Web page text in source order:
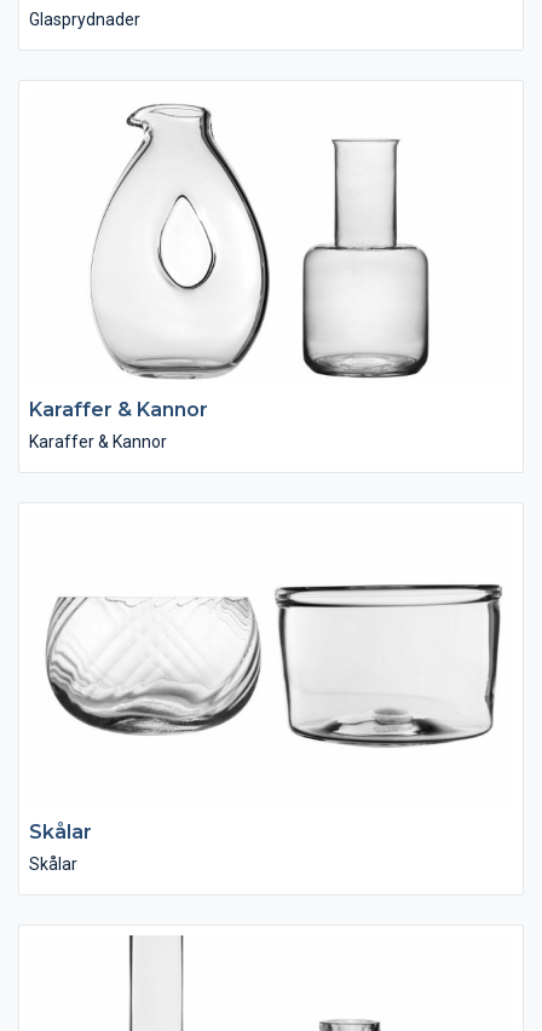
Glasprydnader
Karaffer & Kannor
Karaffer & Kannor
Skålar
Skålar